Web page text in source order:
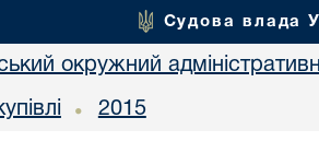
Судова влада
окружний
• 2015